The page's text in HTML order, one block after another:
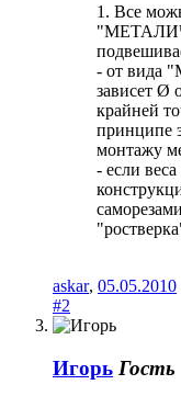
1. Все
- от
зависет Ø
крайней
принципе
монтажу
- если
askar, 05.05.2010
#2
Игорь Гость